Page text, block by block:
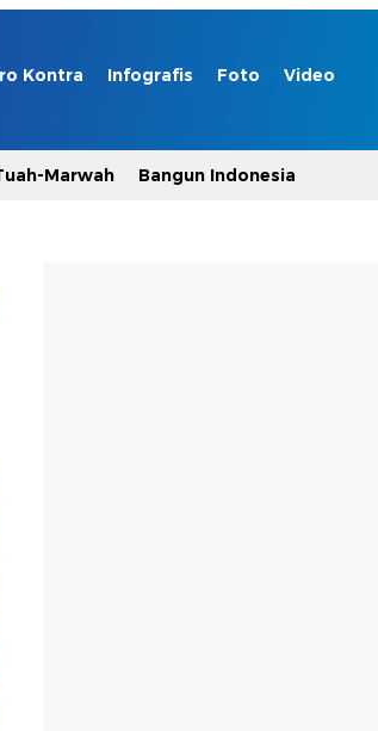
Kontra Infografis Foto Video
Marwah Bangun Indonesia